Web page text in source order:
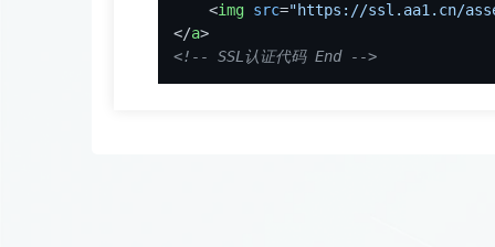
<img src="https://ssl.aa1.cn/
</a>
<!-- SSL认证代码 End -->